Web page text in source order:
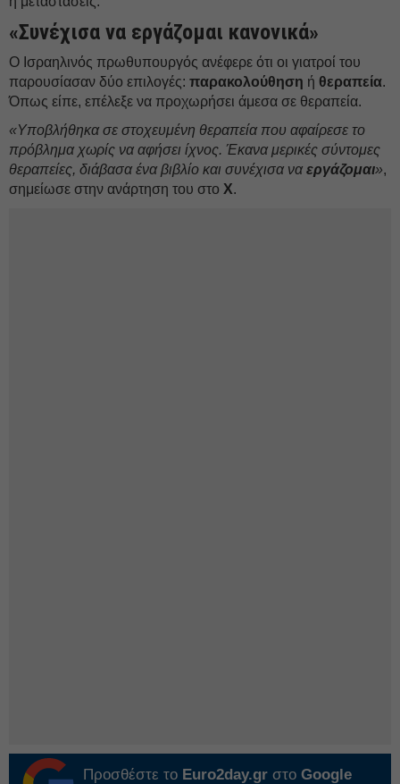
«Συνέχισα να εργάζομαι κανονικά»
Ο Ισραηλινός πρωθυπουργός ανέφερε ότι οι γιατροί του
παρουσίασαν δύο επιλογές: παρακολούθηση ή θεραπεία.
Όπως είπε, επέλεξε να προχωρήσει άμεσα σε θεραπεία.
«Υποβλήθηκα σε στοχευμένη θεραπεία που αφαίρεσε το
πρόβλημα χωρίς να αφήσει ίχνος. Έκανα μερικές σύντομες
θεραπείες, διάβασα ένα βιβλίο και συνέχισα να εργάζομαι»,
σημείωσε στην ανάρτηση του στο Χ.
Προσθέστε το Euro2day.gr στο Google